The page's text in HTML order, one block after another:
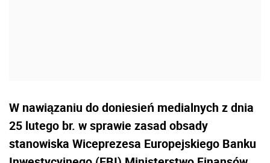
W nawiązaniu do doniesień medialnych z dnia
25 lutego br. w sprawie zasad obsady
stanowiska Wiceprezesa Europejskiego Banku